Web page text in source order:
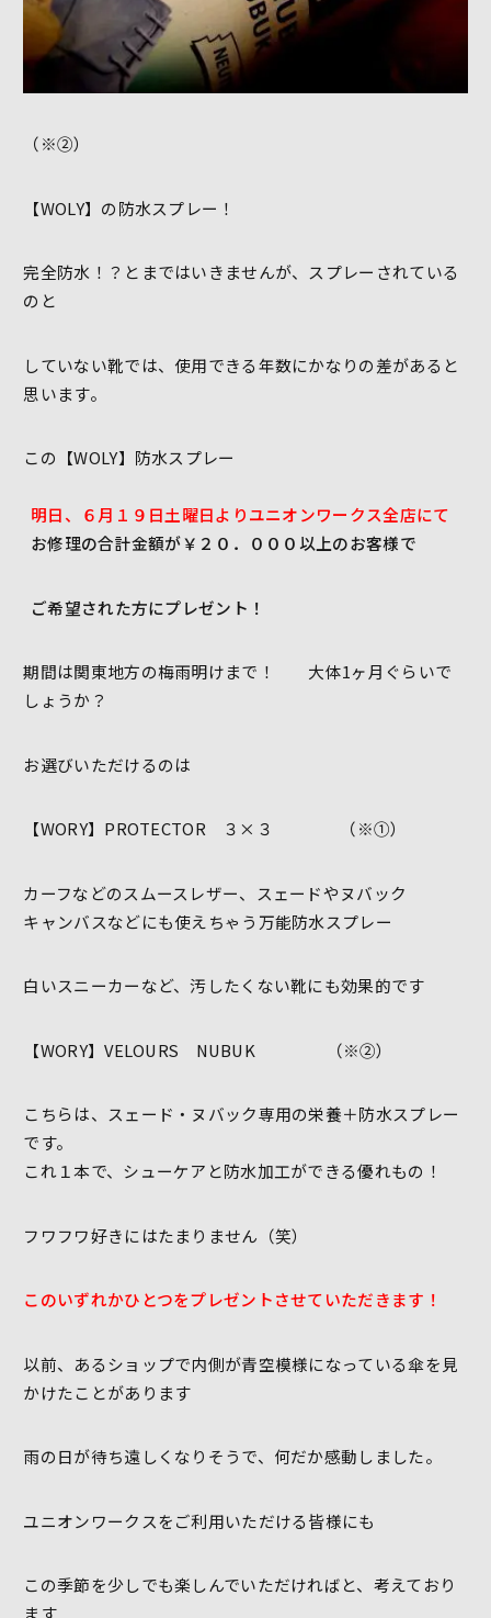
（※②）
【WOLY】の防水スプレー！
完全防水！？とまではいきませんが、スプレーされている
のと
していない靴では、使用できる年数にかなりの差があると
思います。
この【WOLY】防水スプレー
明日、６月１９日土曜日よりユニオンワークス全店にて
お修理の合計金額が￥２０．０００以上のお客様で
ご希望された方にプレゼント！
期間は関東地方の梅雨明けまで！ 大体1ヶ月ぐらいで
しょうか？
お選びいただけるのは
【WORY】PROTECTOR ３×３ （※①）
カーフなどのスムースレザー、スェードやヌバック
キャンバスなどにも使えちゃう万能防水スプレー
白いスニーカーなど、汚したくない靴にも効果的です
【WORY】VELOURS NUBUK （※②）
こちらは、スェード・ヌバック専用の栄養＋防水スプレー
です。
これ１本で、シューケアと防水加工ができる優れもの！
フワフワ好きにはたまりません（笑）
このいずれかひとつをプレゼントさせていただきます！
以前、あるショップで内側が青空模様になっている傘を見
かけたことがあります
雨の日が待ち遠しくなりそうで、何だか感動しました。
ユニオンワークスをご利用いただける皆様にも
この季節を少しでも楽しんでいただければと、考えており
ます